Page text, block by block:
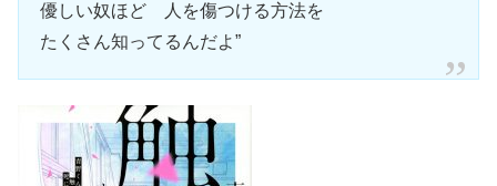
優しい奴ほど 人を傷つける方法を
たくさん知ってるんだよ”